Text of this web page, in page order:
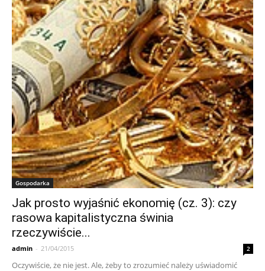
Gospodarka
Jak prosto wyjaśnić ekonomię (cz. 3): czy
rasowa kapitalistyczna świnia
rzeczywiście...
admin - 21/04/2015 2
Oczywiście, że nie jest. Ale, żeby to zrozumieć należy uświadomić